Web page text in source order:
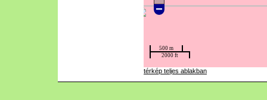
térkép teljes ablakban